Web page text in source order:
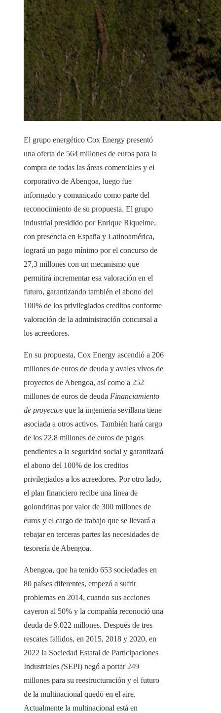
El grupo energético Cox Energy presentó
una oferta de 564 millones de euros para la
compra de todas las áreas comerciales y el
corporativo de Abengoa, luego fue
informado y comunicado como parte del
reconocimiento de su propuesta. El grupo
industrial presidido por Enrique Riquelme,
con presencia en España y Latinoamérica,
logrará un pago mínimo por el concurso de
27,3 millones con un mecanismo que
permitirá incrementar esa valoración en el
futuro, garantizando también el abono del
100% de los privilegiados creditos conforme
valoración de la administración concursal a
los acreedores.
En su propuesta, Cox Energy ascendió a 206
millones de euros de deuda y avales vivos de
proyectos de Abengoa, así como a 252
millones de euros de deuda Financiamiento
de proyectos que la ingeniería sevillana tiene
asociada a otros activos. También hará cargo
de los 22,8 millones de euros de pagos
pendientes a la seguridad social y garantizará
el abono del 100% de los creditos
privilegiados a los acreedores. Por otro lado,
el plan financiero recibe una línea de
golondrinas por valor de 300 millones de
euros y el cargo de trabajo que se llevará a
rebajar en terceras partes las necesidades de
tesorería de Abengoa.
Abengoa, que ha tenido 653 sociedades en
80 países diferentes, empezó a sufrir
problemas en 2014, cuando sus acciones
cayeron al 50% y la compañía reconoció una
deuda de 9.022 millones. Después de tres
rescates fallidos, en 2015, 2018 y 2020, en
2022 la Sociedad Estatal de Participaciones
Industriales (SEPI) negó a portar 249
millones para su reestructuración y el futuro
de la multinacional quedó en el aire.
Actualmente la multinacional está en